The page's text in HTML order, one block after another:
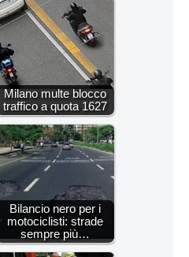
Milano multe blocco
traffico a quota 1627
Bilancio nero per i
motociclisti: strade
sempre più…